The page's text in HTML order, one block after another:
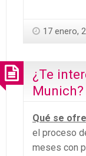
17 enero,
¿Te
Munich?
Qué se
el proceso
meses con